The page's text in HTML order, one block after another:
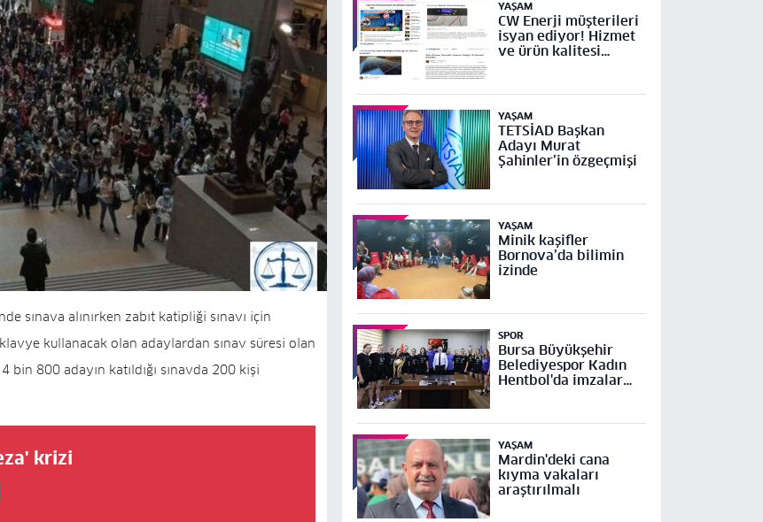
sınava alınırken zabıt katipliği sınavı için
kullanacak olan adaylardan sınav süresi olan
800 adayın katıldığı sınavda 200 kişi
krizi
YAŞAM
CW Enerji müşterileri
isyan ediyor! Hizmet
ve ürün kalitesi
YAŞAM
TETSİAD Başkan
Adayı Murat
Şahinler’in özgeçmişi
YAŞAM
Minik kaşifler
Bornova’da bilimin
izinde
SPOR
Bursa Büyükşehir
Belediyespor Kadın
Hentbol'da imzalar
YAŞAM
Mardin'deki cana
kıyma vakaları
araştırılmalı